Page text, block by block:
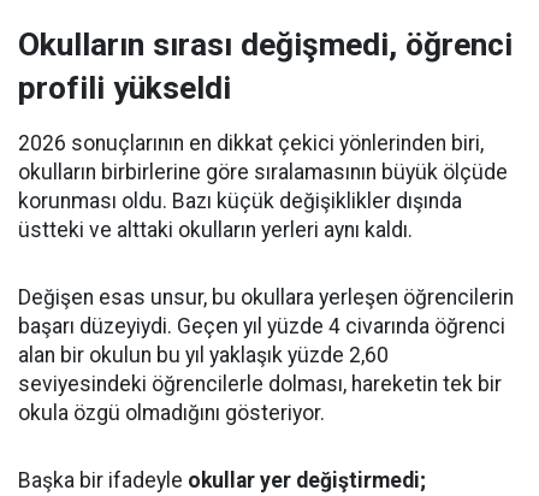
Okulların sırası değişmedi, öğrenci
profili yükseldi
2026 sonuçlarının en dikkat çekici yönlerinden biri,
okulların birbirlerine göre sıralamasının büyük ölçüde
korunması oldu. Bazı küçük değişiklikler dışında
üstteki ve alttaki okulların yerleri aynı kaldı.
Değişen esas unsur, bu okullara yerleşen öğrencilerin
başarı düzeyiydi. Geçen yıl yüzde 4 civarında öğrenci
alan bir okulun bu yıl yaklaşık yüzde 2,60
seviyesindeki öğrencilerle dolması, hareketin tek bir
okula özgü olmadığını gösteriyor.
Başka bir ifadeyle okullar yer değiştirmedi;